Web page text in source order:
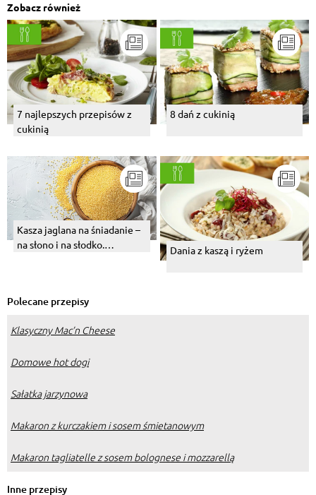
Zobacz również
7 najlepszych przepisów z
cukinią
8 dań z cukinią
Kasza jaglana na śniadanie –
na słono i na słodko.
Dania z kaszą i ryżem
Polecane przepisy
Klasyczny Mac’n Cheese
Domowe hot dogi
Sałatka jarzynowa
Makaron z kurczakiem i sosem śmietanowym
Makaron tagliatelle z sosem bolognese i mozzarellą
Inne przepisy